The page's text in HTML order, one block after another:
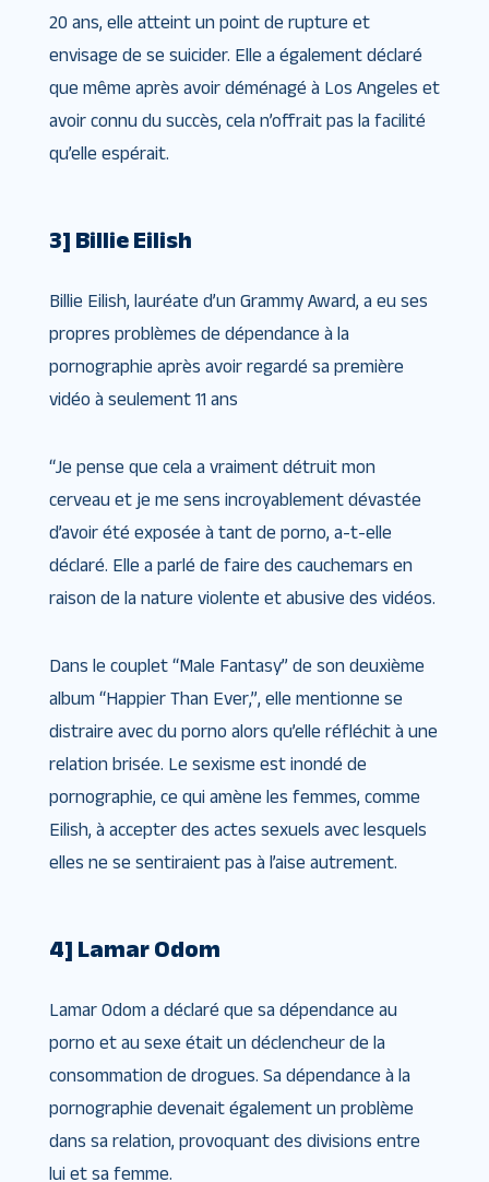
20 ans, elle atteint un point de rupture et
envisage de se suicider. Elle a également déclaré
que même après avoir déménagé à Los Angeles et
avoir connu du succès, cela n’offrait pas la facilité
qu’elle espérait.
3] Billie Eilish
Billie Eilish, lauréate d’un Grammy Award, a eu ses
propres problèmes de dépendance à la
pornographie après avoir regardé sa première
vidéo à seulement 11 ans
“Je pense que cela a vraiment détruit mon
cerveau et je me sens incroyablement dévastée
d’avoir été exposée à tant de porno, a-t-elle
déclaré. Elle a parlé de faire des cauchemars en
raison de la nature violente et abusive des vidéos.
Dans le couplet “Male Fantasy” de son deuxième
album “Happier Than Ever,”, elle mentionne se
distraire avec du porno alors qu’elle réfléchit à une
relation brisée. Le sexisme est inondé de
pornographie, ce qui amène les femmes, comme
Eilish, à accepter des actes sexuels avec lesquels
elles ne se sentiraient pas à l’aise autrement.
4] Lamar Odom
Lamar Odom a déclaré que sa dépendance au
porno et au sexe était un déclencheur de la
consommation de drogues. Sa dépendance à la
pornographie devenait également un problème
dans sa relation, provoquant des divisions entre
lui et sa femme.